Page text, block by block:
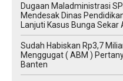
Dugaan Maladministrasi
Mendesak Dinas
Lanjuti Kasus Bunga Sekar
‎Sudah Habiskan Rp3,7
Menggugat ( ABM )
Banten